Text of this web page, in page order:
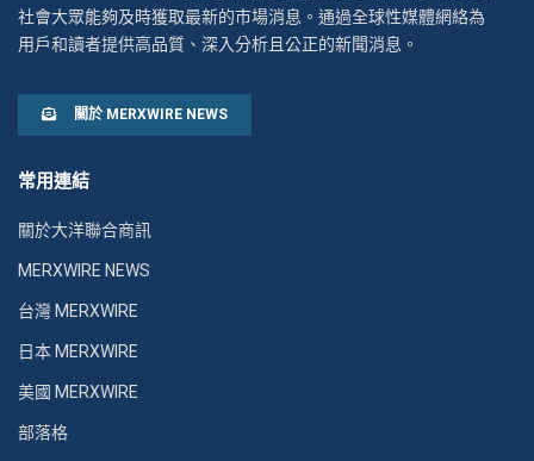
社會大眾能夠及時獲取最新的市場消息。通過全球性媒體網絡為
用戶和讀者提供高品質、深入分析且公正的新聞消息。
關於 MERXWIRE NEWS
常用連結
關於大洋聯合商訊
MERXWIRE NEWS
台灣 MERXWIRE
日本 MERXWIRE
美國 MERXWIRE
部落格